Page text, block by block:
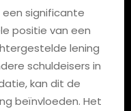
significante
positie van een
lening
schuldeisers in
kan dit de
beïnvloeden. Het